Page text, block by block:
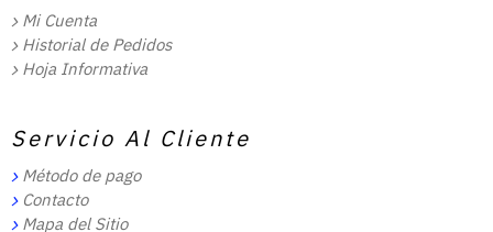
Mi Cuenta
Historial de Pedidos
Hoja Informativa
Servicio Al Cliente
Método de pago
Contacto
Mapa del Sitio